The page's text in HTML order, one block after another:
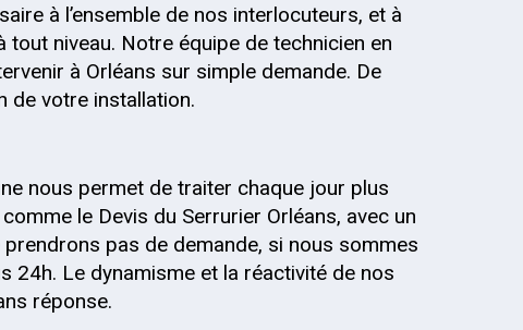
à l’ensemble de nos interlocuteurs, et à
niveau. Notre équipe de technicien en
à Orléans sur simple demande. De
de votre installation.
nous permet de traiter chaque jour plus
le Devis du Serrurier Orléans, avec un
pas de demande, si nous sommes
24h. Le dynamisme et la réactivité de nos
réponse.